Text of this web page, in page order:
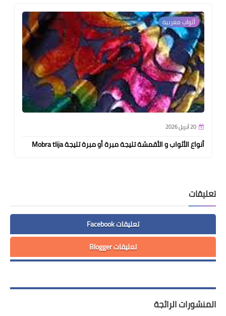
أثواب مغربية
20 أبريل 2026
أنواع الأثواب و الأقمشة تليجة مبرة أو مبرة تليجة Mobra tlija
تعليقات
تعليقات Facebook
تعليقات Blogger
المنشورات الرائجة